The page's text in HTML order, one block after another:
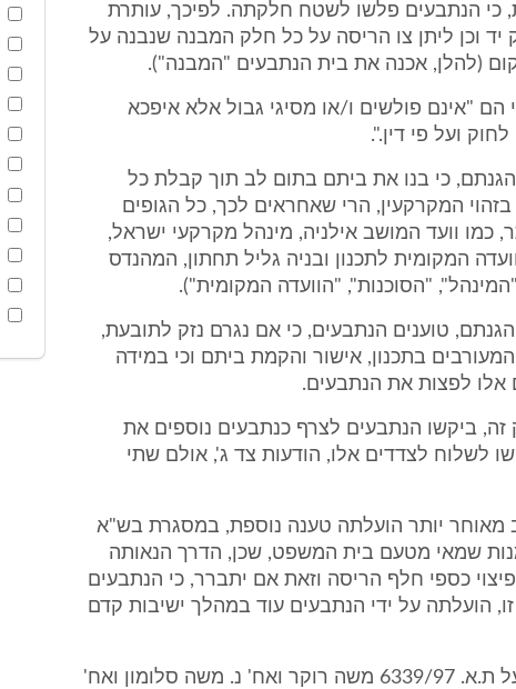
כי הנתבעים פלשו לשטח חלקתה. לפיכך, עותרת
יד וכן ליתן צו הריסה על כל חלק המבנה שנבנה על
(להלן, אכנה את בית הנתבעים "המבנה").
הם "אינם פולשים ו/או מסיגי גבול אלא איפכא
ועל פי דין.".
הגנתם, כי בנו את ביתם בתום לב תוך קבלת כל
המקרקעין, הרי שאחראים לכך, כל הגופים
כמו וועד המושב אילניה, מינהל מקרקעי ישראל,
המקומית לתכנון ובניה גליל תחתון, המהנדס
"הסוכנות", "הוועדה המקומית").
הגנתם, טוענים הנתבעים, כי אם נגרם נזק לתובעת,
בתכנון, אישור והקמת ביתם וכי במידה
אלו לפצות את הנתבעים.
זה, ביקשו הנתבעים לצרף כנתבעים נוספים את
לשלוח לצדדים אלו, הודעות צד ג', אולם שתי
מאוחר יותר הועלתה טענה נוספת, במסגרת בש"א
למנות שמאי מטעם בית המשפט, שכן, הדרך הנאותה
כספי חלף הריסה וזאת אם יתברר, כי הנתבעים
הועלתה על ידי הנתבעים עוד במהלך ישיבות קדם
בטענתם זו, מסתמכים הנתבעים על ת.א. 6339/97 משה רוקר ואח' נ. משה סלומון ואח'